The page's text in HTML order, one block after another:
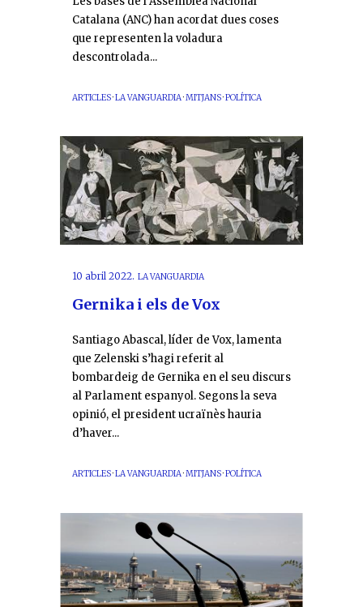
Catalana (ANC) han acordat dues coses
que representen la voladura
descontrolada...
ARTICLES·LA VANGUARDIA·MITJANS·POLÍTICA
10 abril 2022. LA VANGUARDIA
Gernika i els de Vox
Santiago Abascal, líder de Vox, lamenta
que Zelenski s’hagi referit al
bombardeig de Gernika en el seu discurs
al Parlament espanyol. Segons la seva
opinió, el president ucraïnès hauria
d’haver...
ARTICLES·LA VANGUARDIA·MITJANS·POLÍTICA